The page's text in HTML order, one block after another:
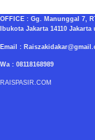
OFFICE : Gg. Manunggal 7,
Ibukota Jakarta 14110 Jakarta
Email :
Wa : 08118168989
RAISPASIR.COM